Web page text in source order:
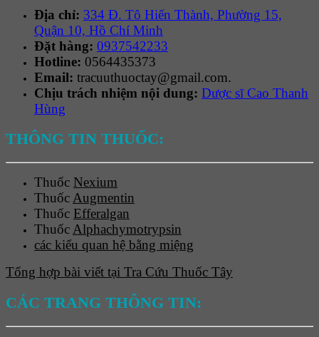
Địa chỉ: 334 Đ. Tô Hiến Thành, Phường 15,
Quận 10, Hồ Chí Minh
Đặt hàng: 0937542233
Hotline: 0564435373
Email: tracuuthuoctay@gmail.com.
Chịu trách nhiệm nội dung: Dược sĩ Cao Thanh
Hùng
THÔNG TIN THUỐC:
Thuốc Nexium
Thuốc Augmentin
Thuốc Efferalgan
Thuốc Alphachymotrypsin
các kiểu quan hệ bằng miệng
Tổng hợp bài viết tại Tra Cứu Thuốc Tây
CÁC TRANG THÔNG TIN: